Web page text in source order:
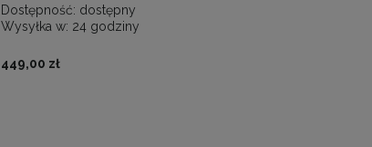
Dostępność: dostępny
Wysyłka w: 24 godziny
449,00 zł